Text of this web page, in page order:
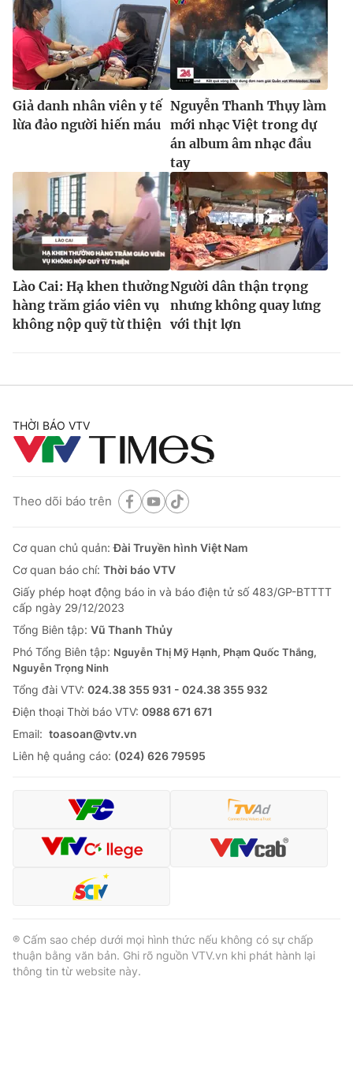
Ðiện thoại Thời báo VTV:024.66 897 897
Email:toasoan@vtv.vn
Liên hệ quảng cáo:024-7300.7108
® Cấm sao chép dưới mọi hình thức nếu không có sự chấp
thuận bằng văn bản. Ghi rõ nguồn VTV.vn khi phát hành lại
thông tin từ website này.
Giả danh nhân viên y tế
lừa đảo người hiến máu
Nguyễn Thanh Thụy làm
mới nhạc Việt trong dự
án album âm nhạc đầu
tay
Lào Cai: Hạ khen thưởng
hàng trăm giáo viên vụ
không nộp quỹ từ thiện
Người dân thận trọng
nhưng không quay lưng
với thịt lợn
THỜI BÁO VTV
Theo dõi báo trên
Cơ quan chủ quản:Đài Truyền hình Việt Nam
Cơ quan báo chí: Thời báo VTV
Giấy phép hoạt động báo in và báo điện tử số 483/GP-BTTTT
cấp ngày 29/12/2023
Tổng Biên tập: Vũ Thanh Thủy
Phó Tổng Biên tập: Nguyễn Thị Mỹ Hạnh, Phạm Quốc Thắng,
Nguyễn Trọng Ninh
Tổng đài VTV: 024.38 355 931 - 024.38 355 932
Ðiện thoại Thời báo VTV: 0988 671 671
Email: toasoan@vtv.vn
Liên hệ quảng cáo: (024) 626 79595
® Cấm sao chép dưới mọi hình thức nếu không có sự chấp
thuận bằng văn bản. Ghi rõ nguồn VTV.vn khi phát hành lại
thông tin từ website này.